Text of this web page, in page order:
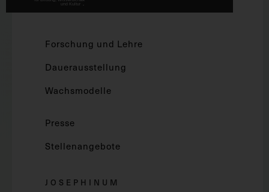
Forschung und Lehre
Dauerausstellung
Wachsmodelle
Presse
Stellenangebote
JOSEPHINUM